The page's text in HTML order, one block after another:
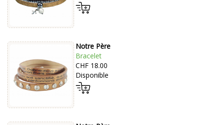
Notre Père
Bracelet
CHF 18.00
Disponible